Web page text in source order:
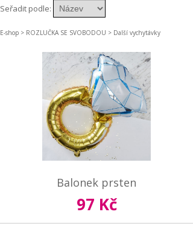
Seřadit podle:
E-shop > ROZLUČKA SE SVOBODOU > Další vychytávky
Balonek prsten
97 Kč